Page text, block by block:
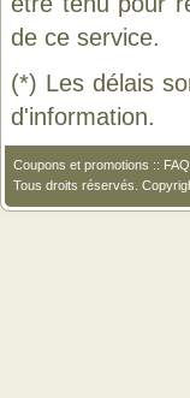
de ce service.
(*) Les délais
d'information.
Coupons et promotions ::
Tous droits réservés.